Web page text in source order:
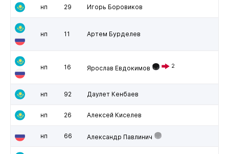
нп 29 Игорь Боровиков
нп 11 Артем Бурделев
нп 16 Ярослав Евдокимов 2
нп 92 Даулет Кенбаев
нп 26 Алексей Киселев
нп 66 Александр Павлинич